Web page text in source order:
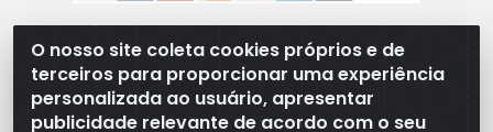
O nosso site coleta cookies próprios e de
terceiros para proporcionar uma experiência
personalizada ao usuário, apresentar
publicidade relevante de acordo com o seu
WB Componentes Automotivos LTDA - CNPJ
08.528.393/0001-12 - Rua do Níquel, 667 - Parque
Oeste Industrial, Goiânia/GO - CEP 74375-660